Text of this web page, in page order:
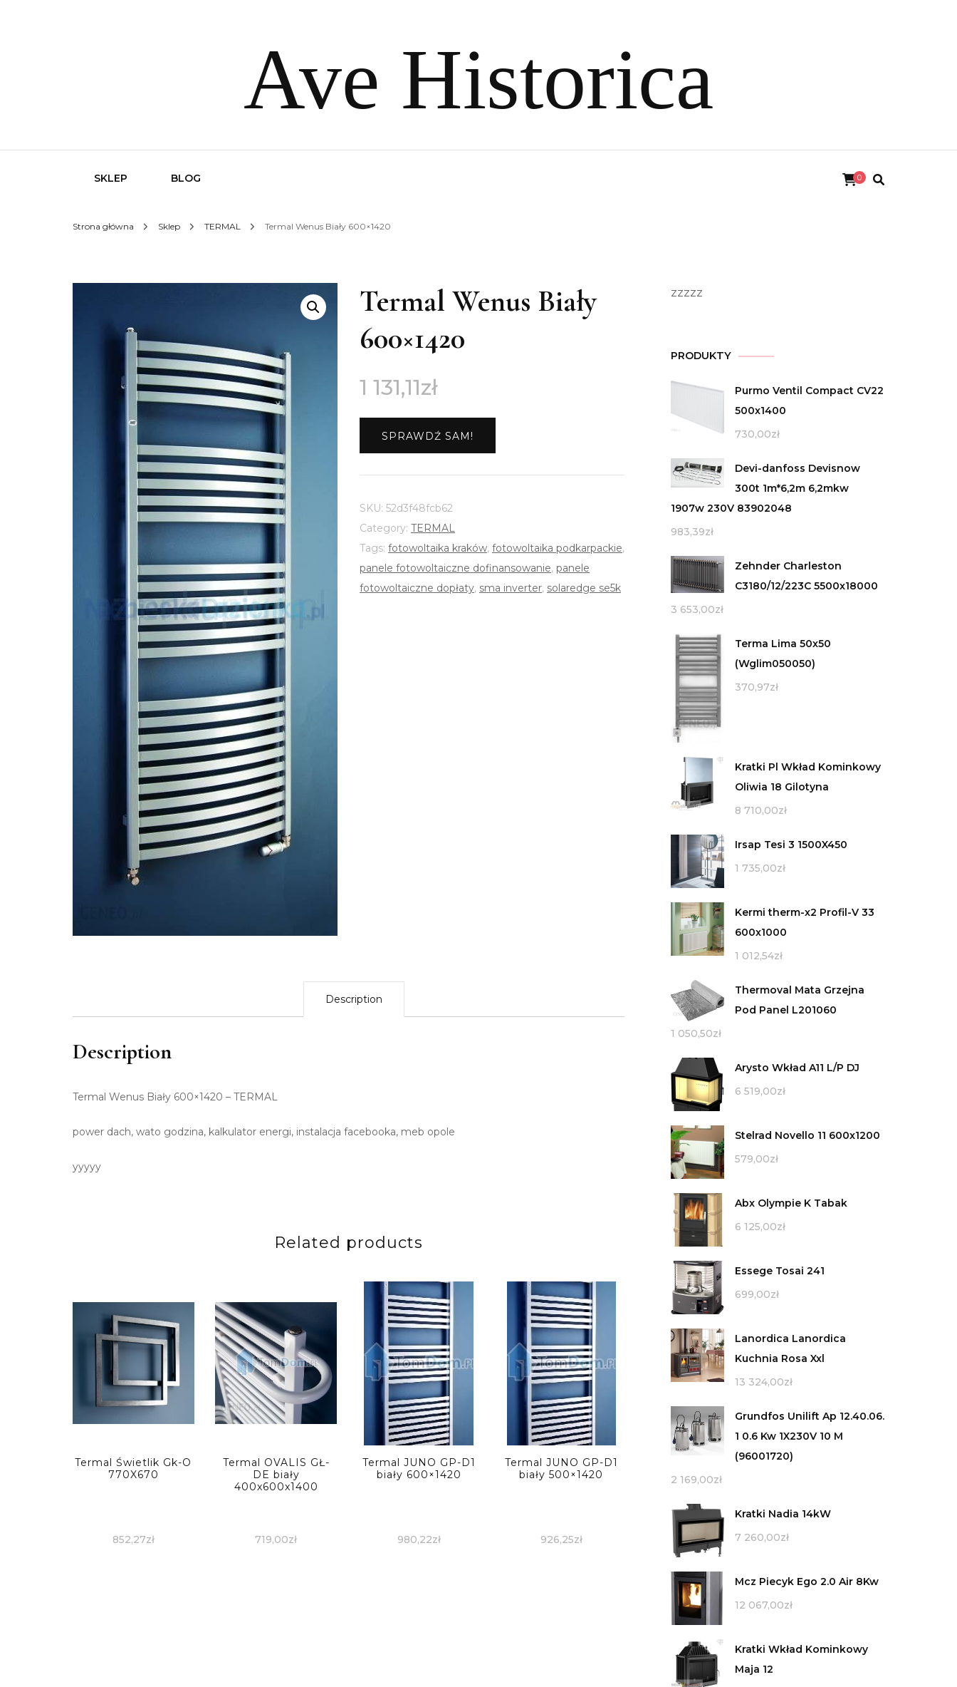
Ave Historica
SKLEP BLOG 0
Strona główna Sklep TERMAL Termal Wenus Biały 600×1420
Termal Wenus Biały
600×1420
1 131,11zł
SPRAWDŹ SAM!
SKU: 52d3f48fcb62
Category: TERMAL
Tags: fotowoltaika kraków, fotowoltaika podkarpackie,
panele fotowoltaiczne dofinansowanie, panele
fotowoltaiczne dopłaty, sma inverter, solaredge se5k
Description
Description
Termal Wenus Biały 600×1420 – TERMAL
power dach, wato godzina, kalkulator energi, instalacja facebooka, meb opole
yyyyy
Related products
Termal Świetlik Gk-O
770X670
852,27zł
Termal OVALIS GŁ-
DE biały
400x600x1400
719,00zł
Termal JUNO GP-D1
biały 600×1420
980,22zł
Termal JUNO GP-D1
biały 500×1420
926,25zł
zzzzz
PRODUKTY
Purmo Ventil Compact CV22
500x1400
730,00zł
Devi-danfoss Devisnow
300t 1m*6,2m 6,2mkw
1907w 230V 83902048
983,39zł
Zehnder Charleston
C3180/12/223C 5500x18000
3 653,00zł
Terma Lima 50x50
(Wglim050050)
370,97zł
Kratki Pl Wkład Kominkowy
Oliwia 18 Gilotyna
8 710,00zł
Irsap Tesi 3 1500X450
1 735,00zł
Kermi therm-x2 Profil-V 33
600x1000
1 012,54zł
Thermoval Mata Grzejna
Pod Panel L201060
1 050,50zł
Arysto Wkład A11 L/P DJ
6 519,00zł
Stelrad Novello 11 600x1200
579,00zł
Abx Olympie K Tabak
6 125,00zł
Essege Tosai 241
699,00zł
Lanordica Lanordica
Kuchnia Rosa Xxl
13 324,00zł
Grundfos Unilift Ap 12.40.06.
1 0.6 Kw 1X230V 10 M
(96001720)
2 169,00zł
Kratki Nadia 14kW
7 260,00zł
Mcz Piecyk Ego 2.0 Air 8Kw
12 067,00zł
Kratki Wkład Kominkowy
Maja 12